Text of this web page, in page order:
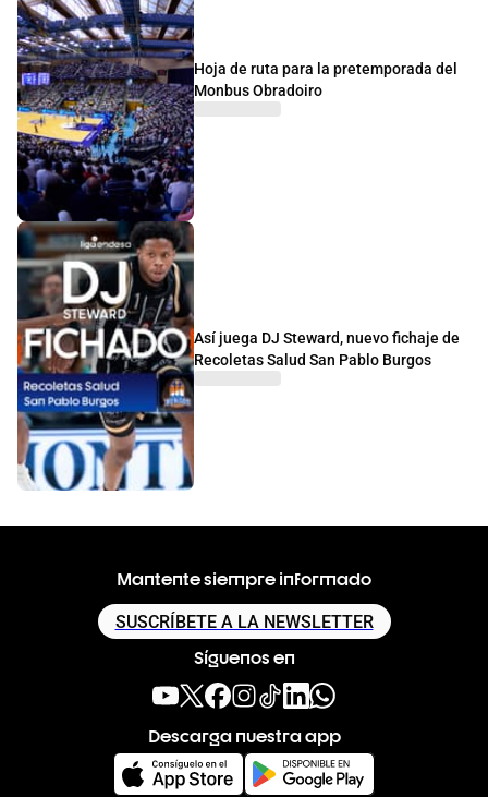
Hoja de ruta para la pretemporada del
Monbus Obradoiro
Así juega DJ Steward, nuevo fichaje de
Recoletas Salud San Pablo Burgos
Mantente siempre informado
SUSCRÍBETE A LA NEWSLETTER
Síguenos en
Descarga nuestra app